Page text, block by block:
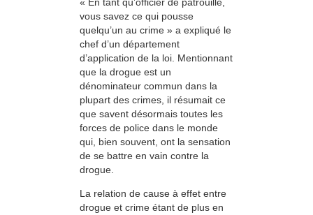
vous savez ce qui pousse
quelqu’un au crime » a expliqué le
chef d’un département
d’application de la loi. Mentionnant
que la drogue est un
dénominateur commun dans la
plupart des crimes, il résumait ce
que savent désormais toutes les
forces de police dans le monde
qui, bien souvent, ont la sensation
de se battre en vain contre la
drogue.
La relation de cause à effet entre
drogue et crime étant de plus en